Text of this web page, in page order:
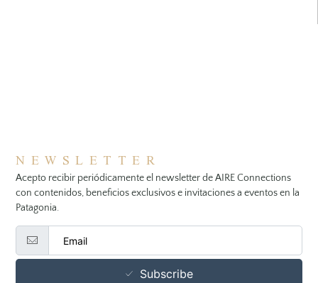
NEWSLETTER
Acepto recibir periódicamente el newsletter de AIRE Connections
con contenidos, beneficios exclusivos e invitaciones a eventos en la
Patagonia.
Subscribe